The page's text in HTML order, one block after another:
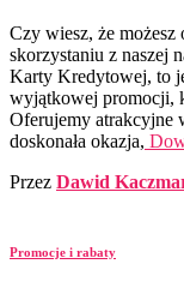
Czy wiesz, że możesz
skorzystaniu z naszej
Karty Kredytowej, to
wyjątkowej promocji,
Oferujemy atrakcyjne
doskonała okazja,
Przez Dawid
Promocje i rabaty